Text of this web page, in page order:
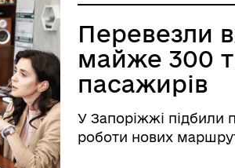
Перевезли
майже 300
пасажирів
У Запоріжжі підбили
роботи нових